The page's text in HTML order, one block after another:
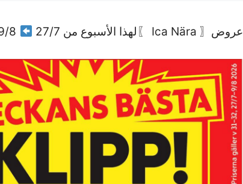
عروض〖 Ica Nära 〗لهذا الأسبوع من 27/7